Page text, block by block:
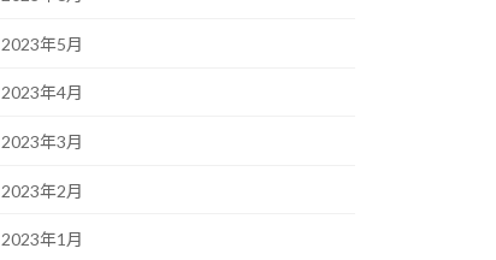
2023年5月
2023年4月
2023年3月
2023年2月
2023年1月